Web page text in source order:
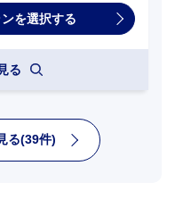
る
る(39件)